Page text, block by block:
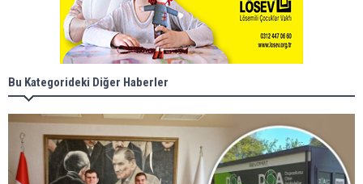
Bu Kategorideki Diğer Haberler